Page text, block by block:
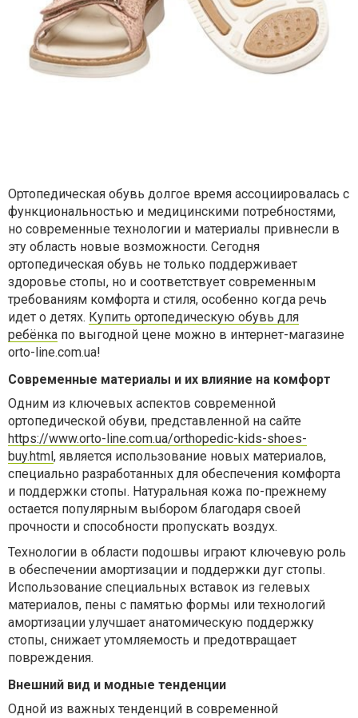
Ортопедическая обувь долгое время ассоциировалась с
функциональностью и медицинскими потребностями,
но современные технологии и материалы привнесли в
эту область новые возможности. Сегодня
ортопедическая обувь не только поддерживает
здоровье стопы, но и соответствует современным
требованиям комфорта и стиля, особенно когда речь
идет о детях. Купить ортопедическую обувь для
ребёнка по выгодной цене можно в интернет-магазине
orto-line.com.ua!
Современные материалы и их влияние на комфорт
Одним из ключевых аспектов современной
ортопедической обуви, представленной на сайте
https://www.orto-line.com.ua/orthopedic-kids-shoes-
buy.html , является использование новых материалов,
специально разработанных для обеспечения комфорта
и поддержки стопы. Натуральная кожа по-прежнему
остается популярным выбором благодаря своей
прочности и способности пропускать воздух.
Технологии в области подошвы играют ключевую роль
в обеспечении амортизации и поддержки дуг стопы.
Использование специальных вставок из гелевых
материалов, пены с памятью формы или технологий
амортизации улучшает анатомическую поддержку
стопы, снижает утомляемость и предотвращает
повреждения.
Внешний вид и модные тенденции
Одной из важных тенденций в современной